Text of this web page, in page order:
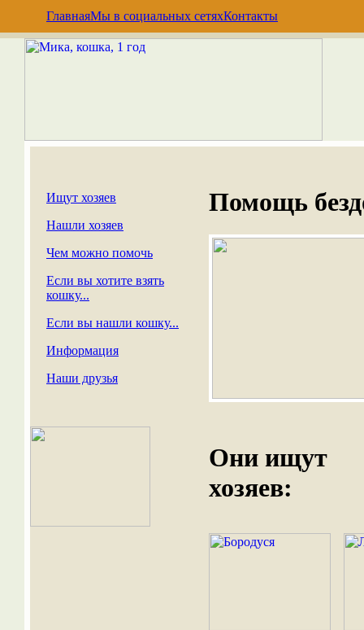
ГлавнаяМы в социальных сетяхКонтакты
Ищут хозяев
Нашли хозяев
Чем можно помочь
Если вы хотите взять
кошку...
Если вы нашли кошку...
Информация
Наши друзья
Помощь
Они ищут
хозяев: